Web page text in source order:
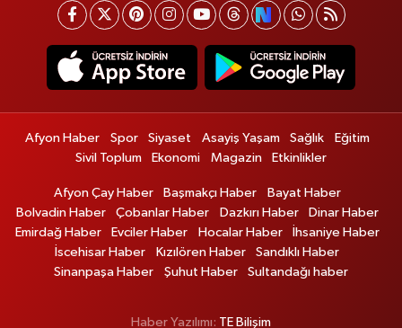
Afyon Haber Spor Siyaset Asayiş Yaşam Sağlık
Eğitim
Sivil Toplum
Ekonomi Magazin Etkinlikler
Afyon Çay Haber Başmakçı Haber
Bayat Haber
Bolvadin Haber
Çobanlar Haber Dazkırı Haber
Dinar Haber
Emirdağ Haber
Evciler Haber Hocalar Haber
İhsaniye Haber
İscehisar Haber
Kızılören Haber
Sandıklı Haber
Sinanpaşa Haber
Şuhut Haber Sultandağı haber
Haber Yazılımı: TE Bilişim